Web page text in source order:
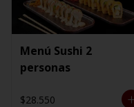
Menú Sushi 2
personas
$28.550